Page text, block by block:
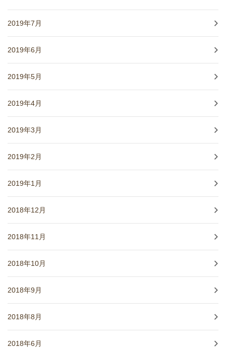
2019年7月
2019年6月
2019年5月
2019年4月
2019年3月
2019年2月
2019年1月
2018年12月
2018年11月
2018年10月
2018年9月
2018年8月
2018年6月